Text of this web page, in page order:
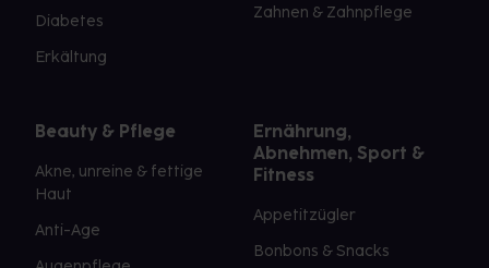
Diabetes
Erkältung
Zahnen & Zahnpflege
Beauty & Pflege
Akne, unreine & fettige
Haut
Anti-Age
Ernährung,
Abnehmen, Sport &
Fitness
Appetitzügler
Bonbons & Snacks